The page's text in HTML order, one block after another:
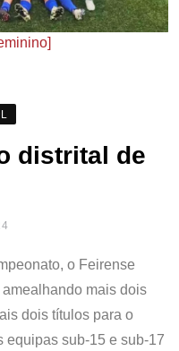
distrital de
o Feirense
mais dois
dois títulos para o
equipas sub-15 e sub-17